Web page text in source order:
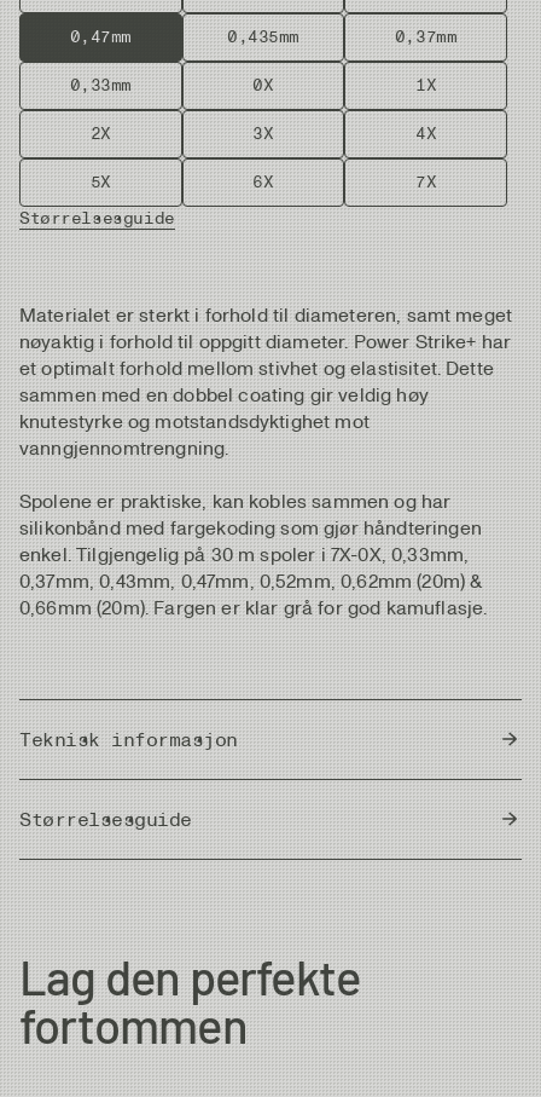
0,47mm 0,435mm 0,37mm
0,33mm 0X 1X
2X 3X 4X
5X 6X
7X
Størrelsesguide
Materialet er sterkt i forhold til diameteren, samt meget
nøyaktig i forhold til oppgitt diameter. Power Strike+ har
et optimalt forhold mellom stivhet og elastisitet. Dette
sammen med en dobbel coating gir veldig høy
knutestyrke og motstandsdyktighet mot
vanngjennomtrengning.
Spolene er praktiske, kan kobles sammen og har
silikonbånd med fargekoding som gjør håndteringen
enkel. Tilgjengelig på 30 m spoler i 7X-0X, 0,33mm,
0,37mm, 0,43mm, 0,47mm, 0,52mm, 0,62mm (20m) &
0,66mm (20m). Fargen er klar grå for god kamuflasje.
Teknisk informasjon
Country of Origin Japan
Størrelsesguide
Meter/Cm|Fot/Tum
Diameter Strength Length/Spool
7X 0.104 mm 1.0kg 30m
6X 0.128 mm 1.47kg 30m
Lag den perfekte
fortommen